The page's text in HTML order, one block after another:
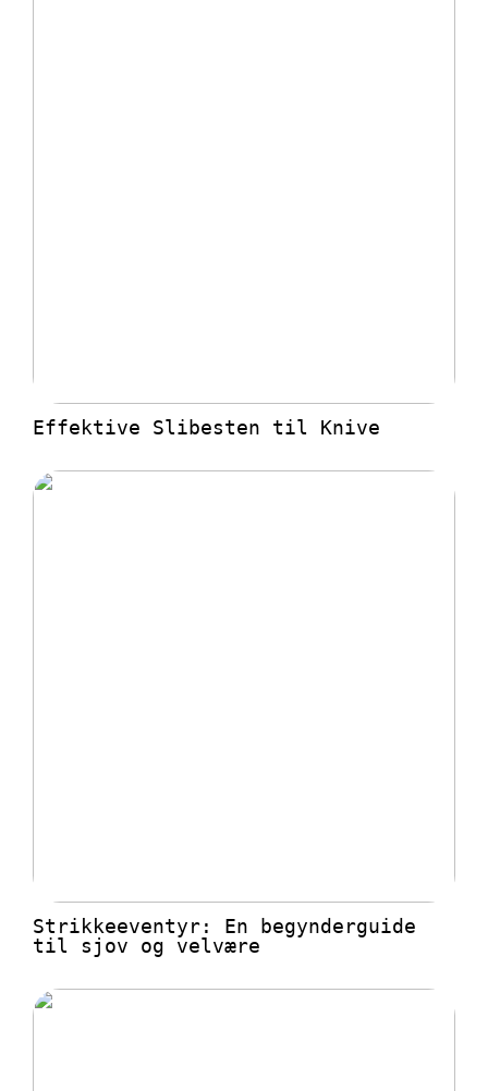
Effektive Slibesten til Knive
Strikkeeventyr: En begynderguide
til sjov og velvære